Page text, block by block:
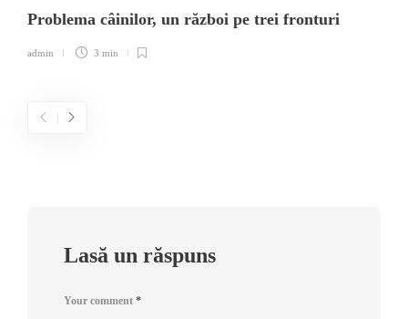
Problema câinilor, un război pe trei fronturi
admin 3 min
Lasă un răspuns
Your comment *